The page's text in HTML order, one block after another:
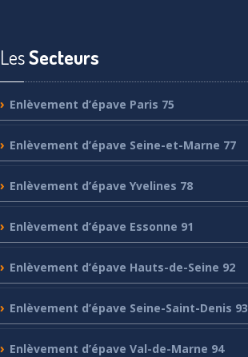
LesSecteurs
Enlèvement d’épave Paris 75
Enlèvement d’épave Seine-et-Marne 77
Enlèvement d’épave Yvelines 78
Enlèvement d’épave Essonne 91
Enlèvement d’épave Hauts-de-Seine 92
Enlèvement d’épave Seine-Saint-Denis 93
Enlèvement d’épave Val-de-Marne 94